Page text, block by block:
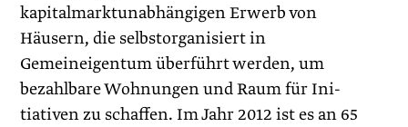
kapitalmarktunabhängigen Erwerb von
Häusern, die selbstorganisiert in
Gemeineigentum überführt werden, um
bezahlbare Wohnungen und Raum für Ini­
tiativen zu schaffen. Im Jahr 2012 ist es an 65